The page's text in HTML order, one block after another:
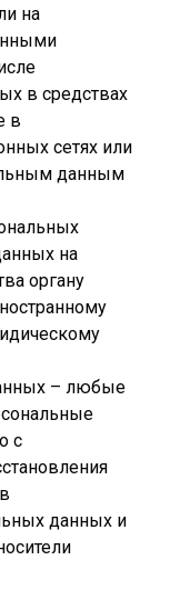
на
в средствах
в
сетях или
данным
на
органу
– любые
с
данных и